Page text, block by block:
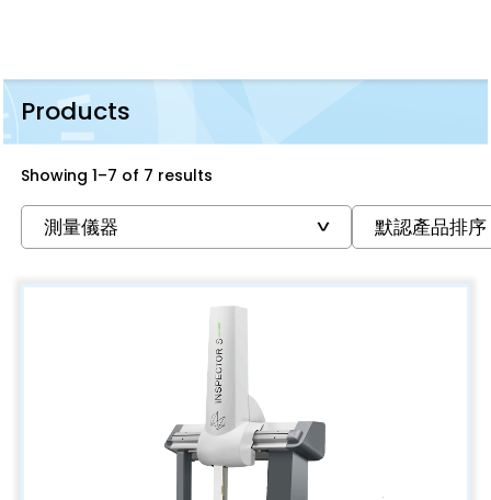
Products
Showing 1–7 of 7 results